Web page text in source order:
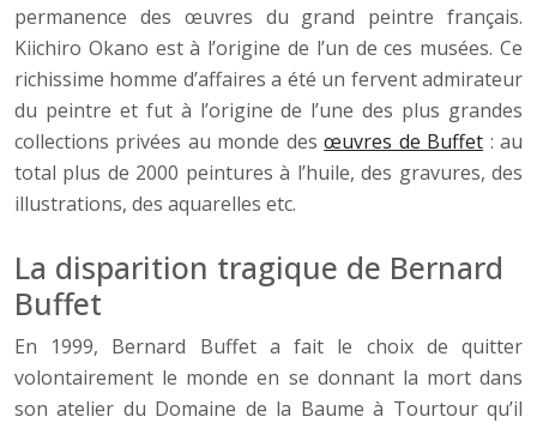
permanence des œuvres du grand peintre français.
Kiichiro Okano est à l’origine de l’un de ces musées. Ce
richissime homme d’affaires a été un fervent admirateur
du peintre et fut à l’origine de l’une des plus grandes
collections privées au monde desœuvres de Buffet : au
total plus de 2000 peintures à l’huile, des gravures, des
illustrations, des aquarelles etc.
La disparition tragique de Bernard
Buffet
En 1999, Bernard Buffet a fait le choix de quitter
volontairement le monde en se donnant la mort dans
son atelier du Domaine de la Baume à Tourtour qu’il